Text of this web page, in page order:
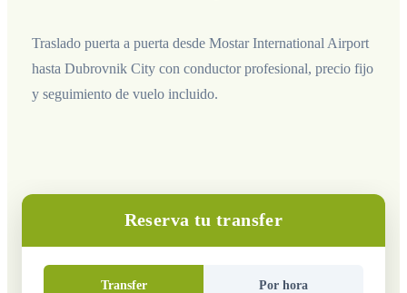
Traslado puerta a puerta desde Mostar International Airport
hasta Dubrovnik City con conductor profesional, precio fijo
y seguimiento de vuelo incluido.
Reserva tu transfer
Transfer Por hora